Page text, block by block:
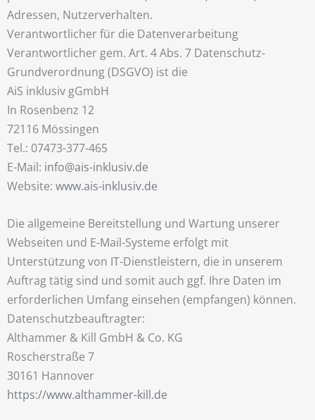
Adressen, Nutzerverhalten.
Verantwortlicher für die Datenverarbeitung
Verantwortlicher gem. Art. 4 Abs. 7 Datenschutz-
Grundverordnung (DSGVO) ist die
AiS inklusiv gGmbH
In Rosenbenz 12
72116 Mössingen
Tel.: 07473-377-465
E-Mail: info@ais-inklusiv.de
Website: www.ais-inklusiv.de
Die allgemeine Bereitstellung und Wartung unserer
Webseiten und E-Mail-Systeme erfolgt mit
Unterstützung von IT-Dienstleistern, die in unserem
Auftrag tätig sind und somit auch ggf. Ihre Daten im
erforderlichen Umfang einsehen (empfangen) können.
Datenschutzbeauftragter:
Althammer & Kill GmbH & Co. KG
Roscherstraße 7
30161 Hannover
https://www.althammer-kill.de